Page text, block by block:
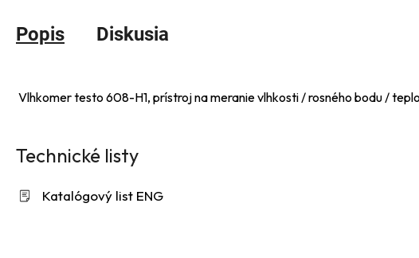
Popis Diskusia
Vlhkomer testo 608-H1, prístroj na meranie vlhkosti / rosného bodu /
Technické listy
Katalógový list ENG